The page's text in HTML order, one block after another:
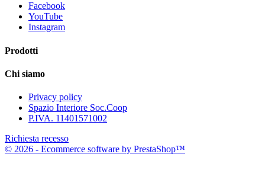
Facebook
YouTube
Instagram
Prodotti
Chi siamo
Privacy policy
Spazio Interiore Soc.Coop
P.IVA. 11401571002
Richiesta recesso
© 2026 - Ecommerce software by PrestaShop™